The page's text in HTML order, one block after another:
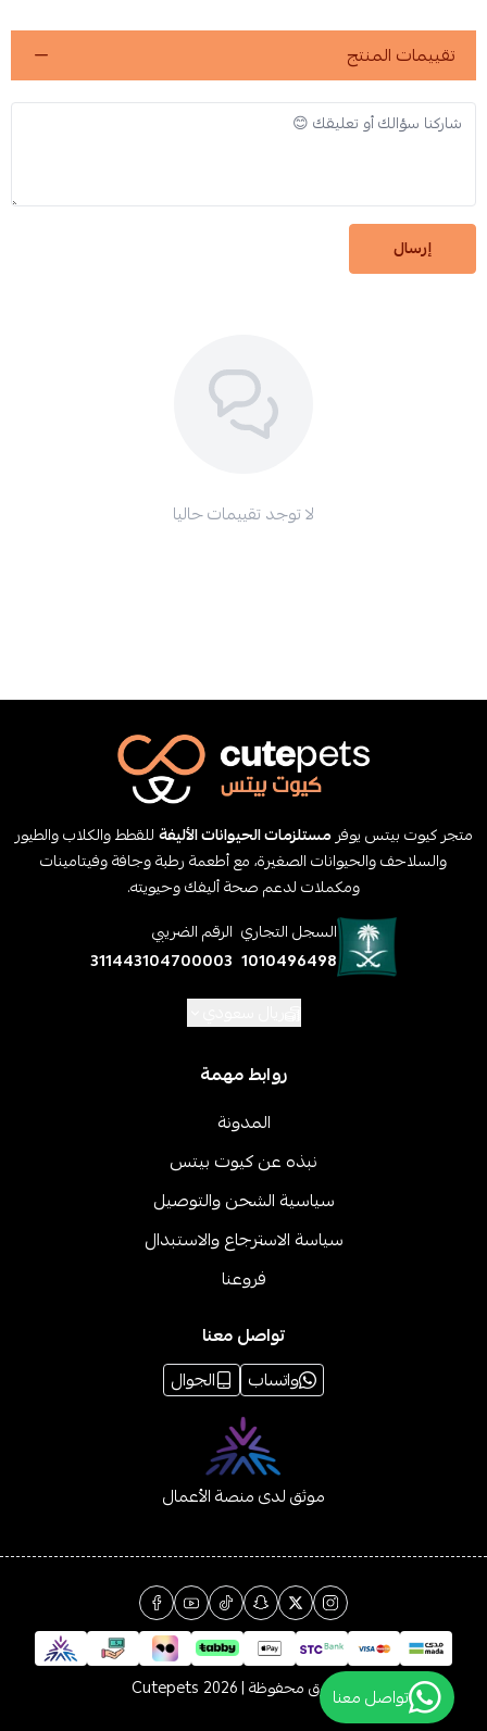
تقييمات المنتج
إرسال
لا توجد تقييمات حاليا
متجر كيوت بيتس يوفر مستلزمات الحيوانات الأليفةللقطط والكلاب والطيور
والسلاحف والحيوانات الصغيرة، مع أطعمة رطبة وجافة وفيتامينات
ومكملات لدعم صحة أليفك وحيويته.
السجل التجاري
1010496498
الرقم الضريبي
311443104700003
روابط مهمة
المدونة
نبذه عن كيوت بيتس
سياسية الشحن والتوصيل
سياسة الاسترجاع والاستبدال
فروعنا
تواصل معنا
واتساب
الجوال
موثق لدى منصة الأعمال
الحقوق محفوظة | 2026 Cutepets تواصل معنا